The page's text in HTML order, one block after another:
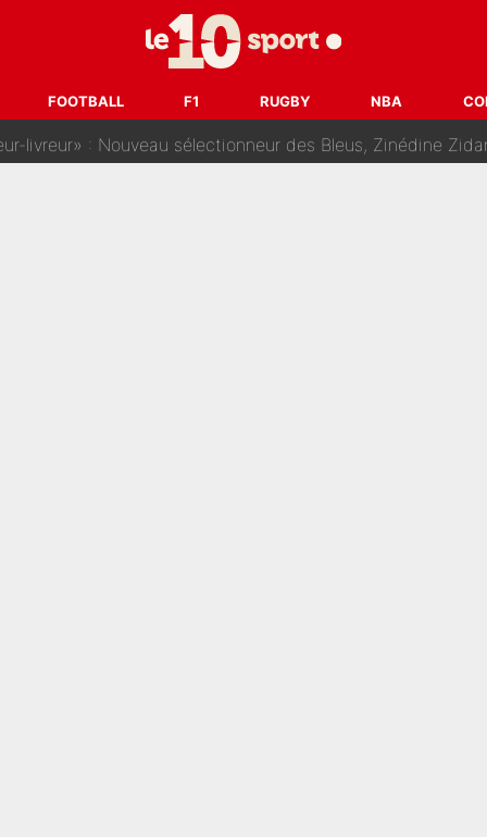
FOOTBALL F1 RUGBY NBA
Tadej Pogacar : Le transfert qui effraie le peloton, «c’est
signatures en pleine crise financière : L’IA propose sept noms à l’OM
: Nouveau sélectionneur des Bleus, Zinédine Zidane s’était imaginé